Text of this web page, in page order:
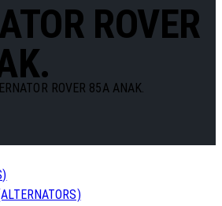
ROVER
ROVER 85A ANAK.